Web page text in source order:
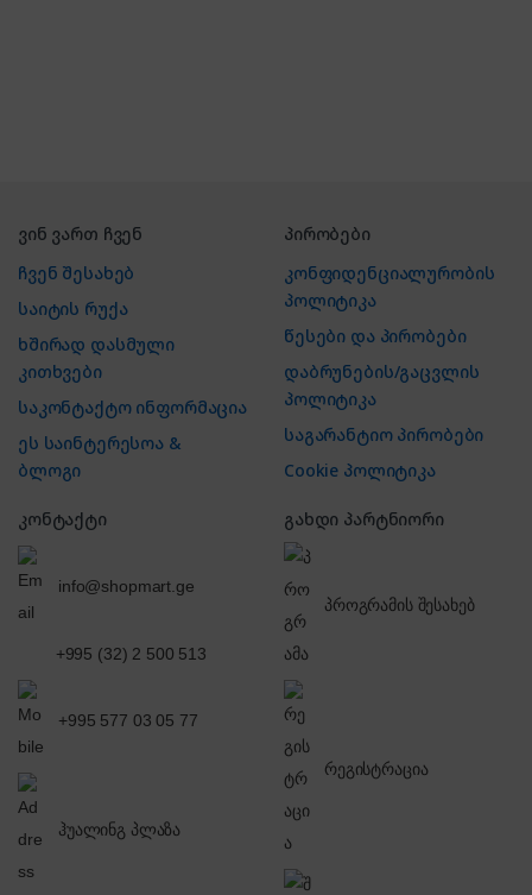
ვინ ვართ ჩვენ
ჩვენ შესახებ
საიტის რუქა
ხშირად დასმული
კითხვები
საკონტაქტო ინფორმაცია
ეს საინტერესოა &
ბლოგი
პირობები
კონფიდენციალურობის
პოლიტიკა
წესები და პირობები
დაბრუნების/გაცვლის
პოლიტიკა
საგარანტიო პირობები
Cookie პოლიტიკა
კონტაქტი
info@shopmart.ge
+995 (32) 2 500 513
+995 577 03 05 77
ჰუალინგ პლაზა
გახდი პარტნიორი
პროგრამის შესახებ
რეგისტრაცია